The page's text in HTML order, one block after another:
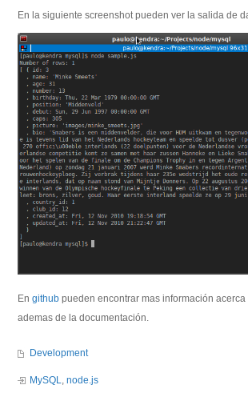
En la siguiente screenshot pueden ver la salida de
Engithub pueden encontrar mas información
ademas de la documentación.
Development
MySQL,node.js